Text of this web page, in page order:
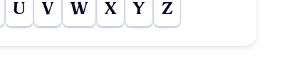
U V W X Y Z